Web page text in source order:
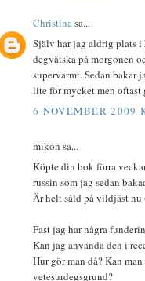
Christinasa...
Själv har jag aldrig plats i
degvätska på morgonen
supervarmt. Sedan bakar
lite för mycket men oftast
6 NOVEMBER 2009
mikon sa...
Köpte din bok förra
russin som jag sedan
Är helt såld på vildjäst nu
Fast jag har några
Kan jag använda den i
Hur gör man då? Kan
vetesurdegsgrund?